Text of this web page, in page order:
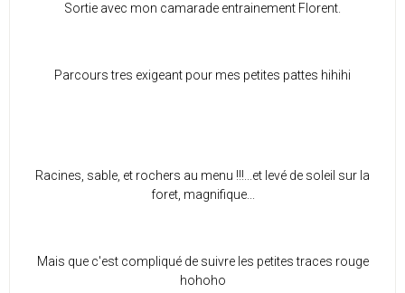
Sortie avec mon camarade entrainement Florent.
Parcours tres exigeant pour mes petites pattes hihihi
Racines, sable, et rochers au menu !!!...et levé de soleil sur la
foret, magnifique...
Mais que c'est compliqué de suivre les petites traces rouge
hohoho